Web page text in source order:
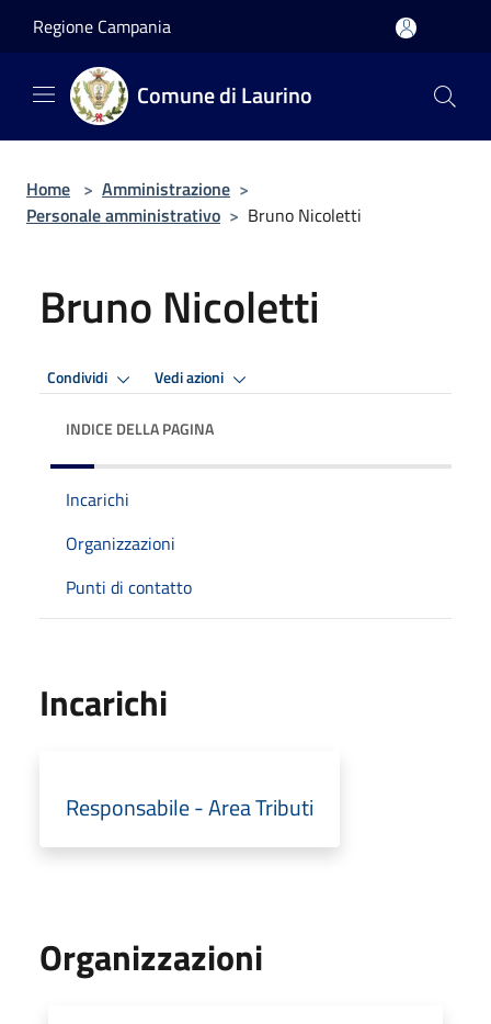
Regione Campania
Comune di Laurino
Home > Amministrazione >
Personale amministrativo > Bruno Nicoletti
Bruno Nicoletti
Condividi Vedi azioni
INDICE DELLA PAGINA
Incarichi
Organizzazioni
Punti di contatto
Incarichi
Responsabile - Area Tributi
Organizzazioni